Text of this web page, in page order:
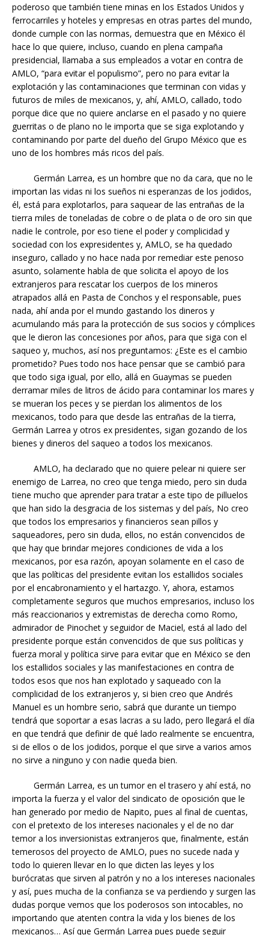
poderoso que también tiene minas en los Estados Unidos y
ferrocarriles y hoteles y empresas en otras partes del mundo,
donde cumple con las normas, demuestra que en México él
hace lo que quiere, incluso, cuando en plena campaña
presidencial, llamaba a sus empleados a votar en contra de
AMLO, “para evitar el populismo”, pero no para evitar la
explotación y las contaminaciones que terminan con vidas y
futuros de miles de mexicanos, y, ahí, AMLO, callado, todo
porque dice que no quiere anclarse en el pasado y no quiere
guerritas o de plano no le importa que se siga explotando y
contaminando por parte del dueño del Grupo México que es
uno de los hombres más ricos del país.
Germán Larrea, es un hombre que no da cara, que no le
importan las vidas ni los sueños ni esperanzas de los jodidos,
él, está para explotarlos, para saquear de las entrañas de la
tierra miles de toneladas de cobre o de plata o de oro sin que
nadie le controle, por eso tiene el poder y complicidad y
sociedad con los expresidentes y, AMLO, se ha quedado
inseguro, callado y no hace nada por remediar este penoso
asunto, solamente habla de que solicita el apoyo de los
extranjeros para rescatar los cuerpos de los mineros
atrapados allá en Pasta de Conchos y el responsable, pues
nada, ahí anda por el mundo gastando los dineros y
acumulando más para la protección de sus socios y cómplices
que le dieron las concesiones por años, para que siga con el
saqueo y, muchos, así nos preguntamos: ¿Este es el cambio
prometido? Pues todo nos hace pensar que se cambió para
que todo siga igual, por ello, allá en Guaymas se pueden
derramar miles de litros de ácido para contaminar los mares y
se mueran los peces y se pierdan los alimentos de los
mexicanos, todo para que desde las entrañas de la tierra,
Germán Larrea y otros ex presidentes, sigan gozando de los
bienes y dineros del saqueo a todos los mexicanos.
AMLO, ha declarado que no quiere pelear ni quiere ser
enemigo de Larrea, no creo que tenga miedo, pero sin duda
tiene mucho que aprender para tratar a este tipo de pilluelos
que han sido la desgracia de los sistemas y del país, No creo
que todos los empresarios y financieros sean pillos y
saqueadores, pero sin duda, ellos, no están convencidos de
que hay que brindar mejores condiciones de vida a los
mexicanos, por esa razón, apoyan solamente en el caso de
que las políticas del presidente evitan los estallidos sociales
por el encabronamiento y el hartazgo. Y, ahora, estamos
completamente seguros que muchos empresarios, incluso los
más reaccionarios y extremistas de derecha como Romo,
admirador de Pinochet y seguidor de Maciel, está al lado del
presidente porque están convencidos de que sus políticas y
fuerza moral y política sirve para evitar que en México se den
los estallidos sociales y las manifestaciones en contra de
todos esos que nos han explotado y saqueado con la
complicidad de los extranjeros y, si bien creo que Andrés
Manuel es un hombre serio, sabrá que durante un tiempo
tendrá que soportar a esas lacras a su lado, pero llegará el día
en que tendrá que definir de qué lado realmente se encuentra,
si de ellos o de los jodidos, porque el que sirve a varios amos
no sirve a ninguno y con nadie queda bien.
Germán Larrea, es un tumor en el trasero y ahí está, no
importa la fuerza y el valor del sindicato de oposición que le
han generado por medio de Napito, pues al final de cuentas,
con el pretexto de los intereses nacionales y el de no dar
temor a los inversionistas extranjeros que, finalmente, están
temerosos del proyecto de AMLO, pues no sucede nada y
todo lo quieren llevar en lo que dicten las leyes y los
burócratas que sirven al patrón y no a los intereses nacionales
y así, pues mucha de la confianza se va perdiendo y surgen las
dudas porque vemos que los poderosos son intocables, no
importando que atenten contra la vida y los bienes de los
mexicanos… Así que Germán Larrea pues puede seguir